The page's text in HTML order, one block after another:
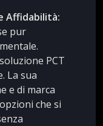
Affidabilità:
pur
PCT
La sua
e di marca
che si